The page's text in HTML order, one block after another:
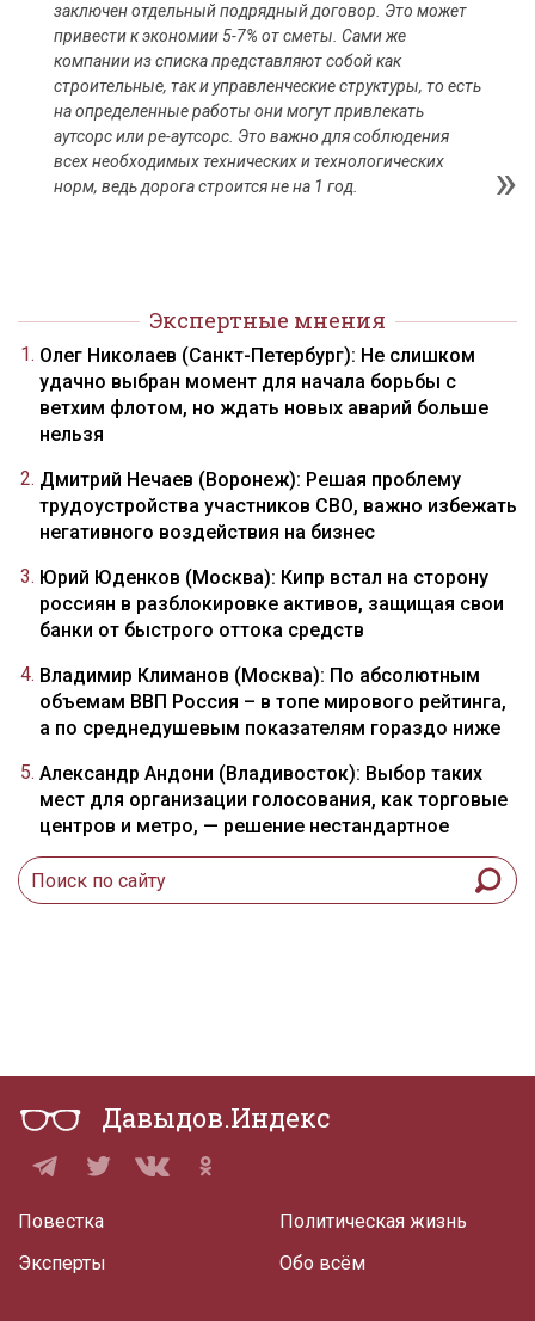
заключен отдельный подрядный договор. Это может
привести к экономии 5-7% от сметы. Сами же
компании из списка представляют собой как
строительные, так и управленческие структуры, то есть
на определенные работы они могут привлекать
аутсорс или ре-аутсорс. Это важно для соблюдения
всех необходимых технических и технологических
норм, ведь дорога строится не на 1 год.
Экспертные мнения
Олег Николаев (Санкт-Петербург): Не слишком
удачно выбран момент для начала борьбы с
ветхим флотом, но ждать новых аварий больше
нельзя
Дмитрий Нечаев (Воронеж): Решая проблему
трудоустройства участников СВО, важно избежать
негативного воздействия на бизнес
Юрий Юденков (Москва): Кипр встал на сторону
россиян в разблокировке активов, защищая свои
банки от быстрого оттока средств
Владимир Климанов (Москва): По абсолютным
объемам ВВП Россия – в топе мирового рейтинга,
а по среднедушевым показателям гораздо ниже
Александр Андони (Владивосток): Выбор таких
мест для организации голосования, как торговые
центров и метро, — решение нестандартное
Давыдов.Индекс
Повестка
Эксперты
Политическая жизнь
Обо всём